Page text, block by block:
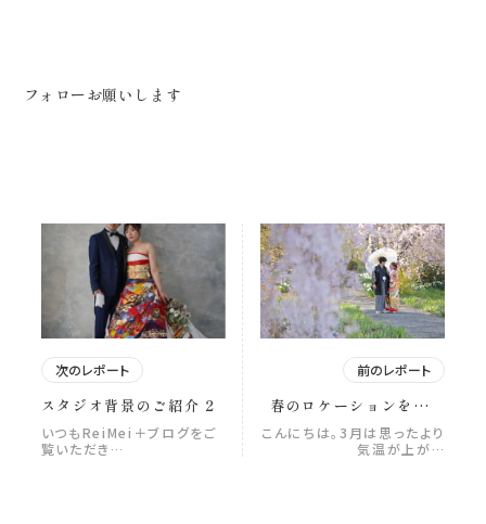
フォローお願いします
次のレポート
スタジオ背景のご紹介 2
いつもReiMei＋ブログをご
覧いただき…
前のレポート
春のロケーションを検討
中の皆様へ
こんにちは。3月は思ったより
気温が上が…